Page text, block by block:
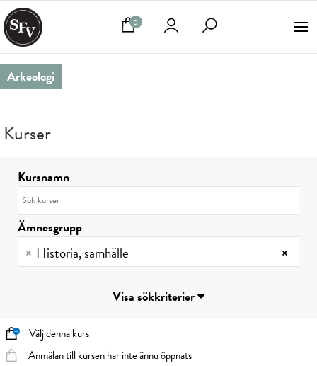
0
Arkeologi
Kurser
Kursnamn
Ämnesgrupp
×
× Historia, samhälle
Visa sökkriterier
Välj denna kurs
Anmälan till kursen har inte ännu öppnats